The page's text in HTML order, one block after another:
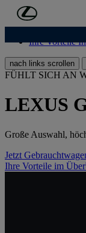
Zum Hauptinhalt
Ihre Vorteile
nach links scrollen
FÜHLT SICH AN
LEXUS
Große Auswahl,
Jetzt
Ihre Vorteile im